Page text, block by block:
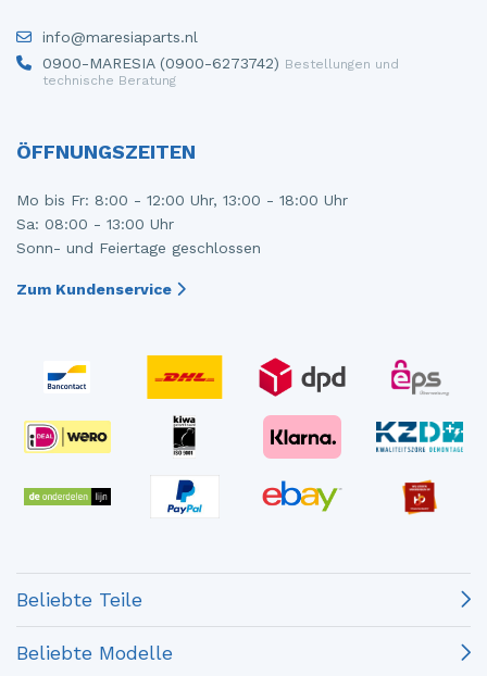
info@maresiaparts.nl
0900-MARESIA (0900-6273742) Bestellungen und
technische Beratung
ÖFFNUNGSZEITEN
Mo bis Fr: 8:00 - 12:00 Uhr, 13:00 - 18:00 Uhr
Sa: 08:00 - 13:00 Uhr
Sonn- und Feiertage geschlossen
Zum Kundenservice
Beliebte Teile
Beliebte Modelle